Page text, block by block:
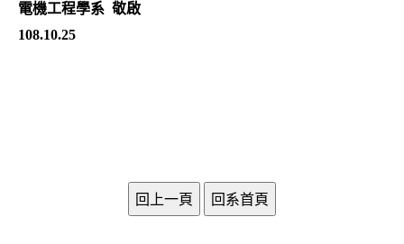
電機工程學系 敬啟
108.10.25